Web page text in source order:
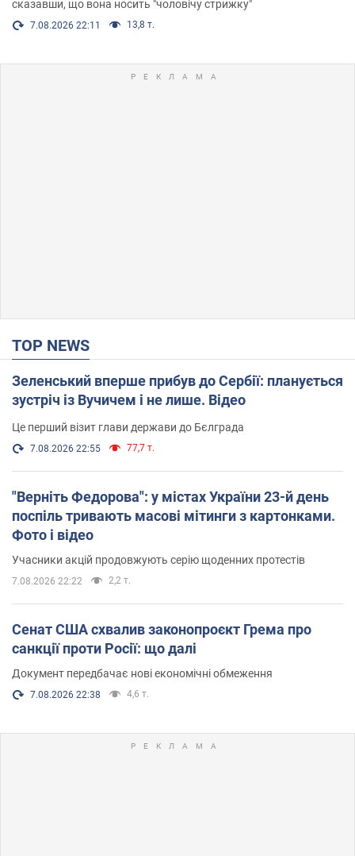
сказавши, що вона носить "чоловічу стрижку"
7.08.2026 22:11 13,8 т.
TOP NEWS
Зеленський вперше прибув до Сербії: планується
зустріч із Вучичем і не лише. Відео
Це перший візит глави держави до Бєлграда
7.08.2026 22:55 77,7 т.
"Верніть Федорова": у містах України 23-й день
поспіль тривають масові мітинги з картонками.
Фото і відео
Учасники акцій продовжують серію щоденних протестів
7.08.2026 22:22 2,2 т.
Сенат США схвалив законопроєкт Грема про
санкції проти Росії: що далі
Документ передбачає нові економічні обмеження
7.08.2026 22:38 4,6 т.